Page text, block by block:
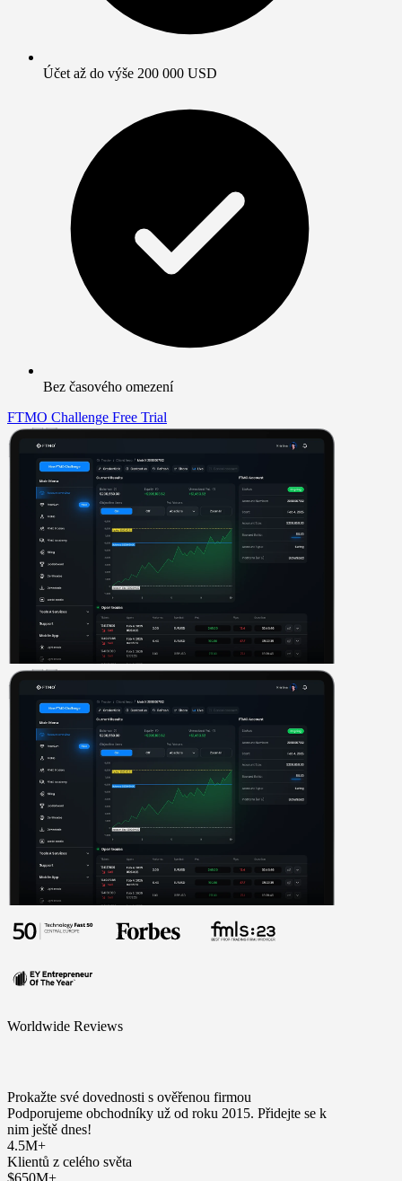
Účet až do výše 200 000 USD
Bez časového omezení
FTMO Challenge Free Trial
Worldwide Reviews
Prokažte své dovednosti s ověřenou firmou
Podporujeme obchodníky už od roku 2015. Přidejte se k
nim ještě dnes!
4.5M+
Klientů z celého světa
$650M+